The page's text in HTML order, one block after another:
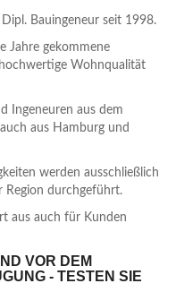
Bauingeneur seit 1998.
Jahre gekommene
Wohnqualität
Ingeneuren aus dem
aus Hamburg und
werden ausschließlich
Region durchgeführt.
aus auch für Kunden
VOR DEM
- TESTEN SIE